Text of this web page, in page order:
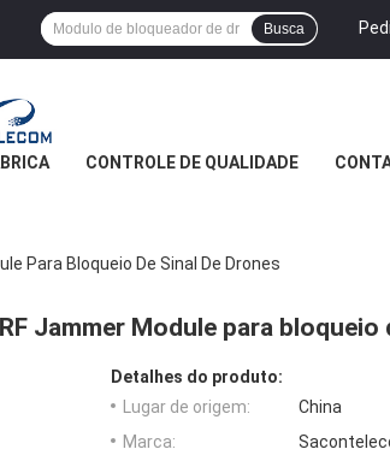
Busca
CONTROLE DE QUALIDADE
Para Bloqueio De Sinal De Drones
Jammer Module para
Detalhes do produto:
Lugar de origem:
China
Marca: